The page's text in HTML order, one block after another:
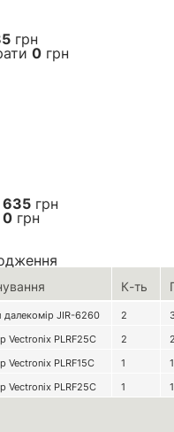
грн
0 грн
635 грн
0 грн
К-ть
далекомір JIR-6260 2
Vectronix PLRF25C 2
Vectronix PLRF15C 1
Vectronix PLRF25C 1